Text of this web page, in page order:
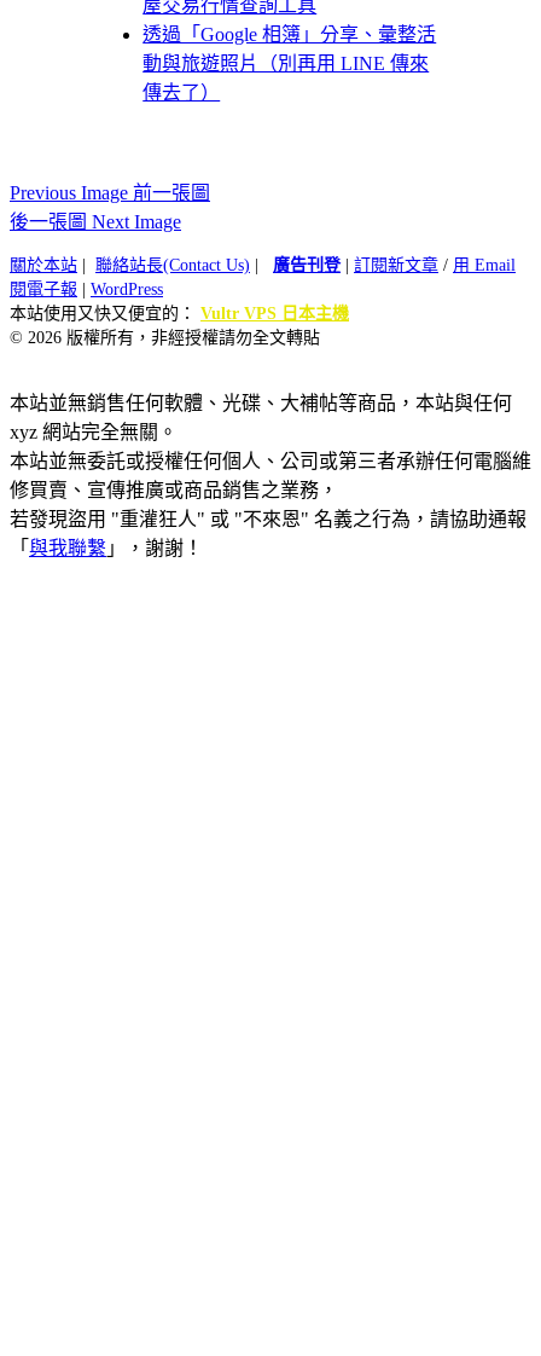
屋交易行情查詢工具
透過「Google 相簿」分享、彙整活
動與旅遊照片（別再用 LINE 傳來
傳去了）
Previous Image 前一張圖
後一張圖 Next Image
關於本站 聯絡站長(Contact Us) 廣告刊登| 訂閱新文章 / 用 Email
閱電子報
WordPress
本站使用又快又便宜的： Vultr VPS 日本主機
© 2026 版權所有，非經授權請勿全文轉貼
本站並無銷售任何軟體、光碟、大補帖等商品，本站與任何
xyz 網站完全無關。
本站並無委託或授權任何個人、公司或第三者承辦任何電腦維
修買賣、宣傳推廣或商品銷售之業務，
若發現盜用 "重灌狂人" 或 "不來恩" 名義之行為，請協助通報
「 與我聯繫 」，謝謝！